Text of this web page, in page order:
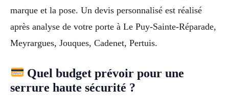
marque et la pose. Un devis personnalisé est réalisé
après analyse de votre porte à Le Puy-Sainte-Réparade,
Meyrargues, Jouques, Cadenet, Pertuis.
Quel budget prévoir pour une
serrure haute sécurité ?